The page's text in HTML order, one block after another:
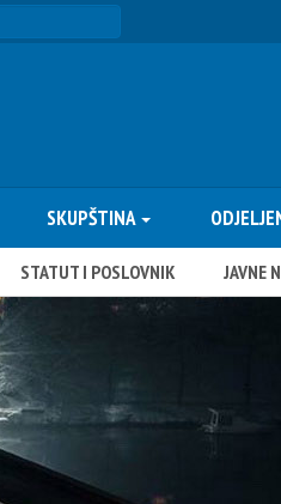
SKUPŠTINA
STATUT I POSLOVNIK JAVNE